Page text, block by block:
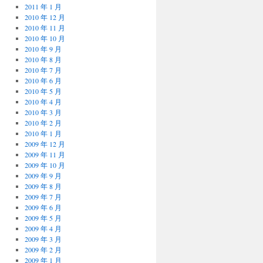
2011 年 1 月
2010 年 12 月
2010 年 11 月
2010 年 10 月
2010 年 9 月
2010 年 8 月
2010 年 7 月
2010 年 6 月
2010 年 5 月
2010 年 4 月
2010 年 3 月
2010 年 2 月
2010 年 1 月
2009 年 12 月
2009 年 11 月
2009 年 10 月
2009 年 9 月
2009 年 8 月
2009 年 7 月
2009 年 6 月
2009 年 5 月
2009 年 4 月
2009 年 3 月
2009 年 2 月
2009 年 1 月